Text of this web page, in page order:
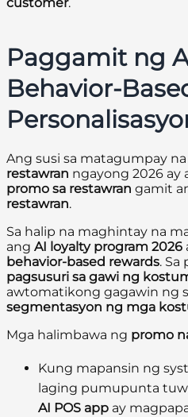
Paggamit ng
Behavior-
Ang susi sa matagumpay na
restawran ngayong 2026 ay
promo sa restawran gamit
restawran.
Sa halip na maghintay na
ang AI loyalty program 2026
behavior-based rewards.
pagsusuri sa gawi ng
awtomatikong gagawin ng
segmentasyon ng mga
Mga halimbawa ng promo
Kung mapansin ng
laging pumupunta
AI POS app ay